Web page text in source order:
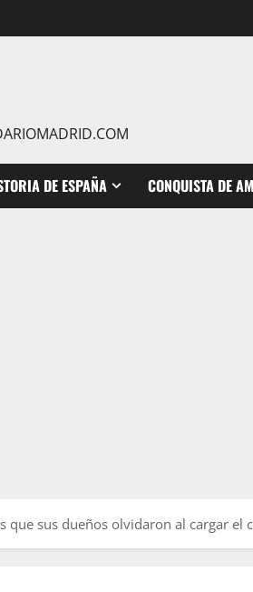
DE ESPAÑA CONQUISTA DE
que sus dueños olvidaron al cargar el